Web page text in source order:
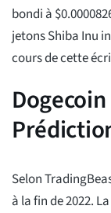
bondi à
jetons Shiba Inu
cours de cette
Selon
à la fin de 2022.